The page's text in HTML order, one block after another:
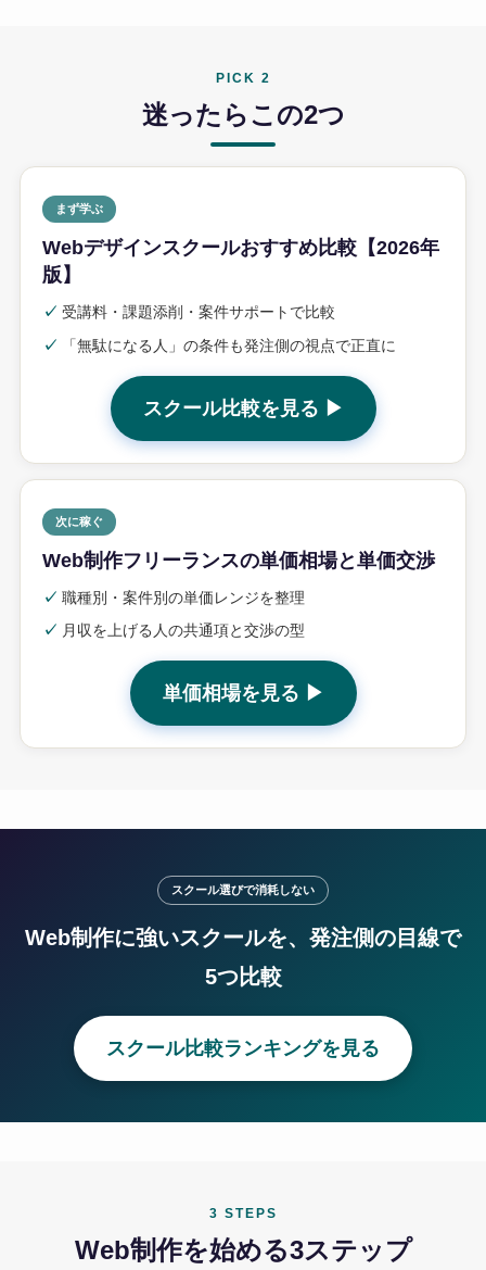
PICK 2
迷ったらこの2つ
まず学ぶ
Webデザインスクールおすすめ比較【2026年
版】
✓ 受講料・課題添削・案件サポートで比較
✓ 「無駄になる人」の条件も発注側の視点で正直に
スクール比較を見る ▶
次に稼ぐ
Web制作フリーランスの単価相場と単価交渉
✓ 職種別・案件別の単価レンジを整理
✓ 月収を上げる人の共通項と交渉の型
単価相場を見る ▶
スクール選びで消耗しない
Web制作に強いスクールを、発注側の目線で
5つ比較
スクール比較ランキングを見る
3 STEPS
Web制作を始める3ステップ